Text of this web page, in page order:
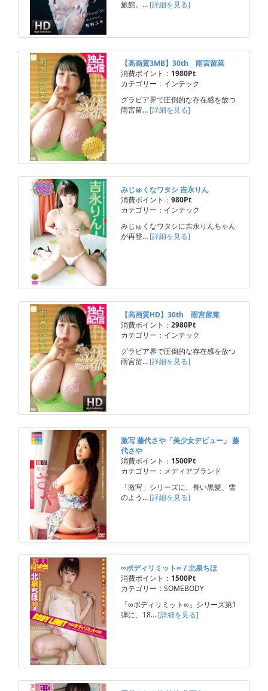
旅館。… [詳細を見る]
【高画質3MB】30th 雨宮留菜
消費ポイント： 1980Pt
カテゴリー：インテック
グラビア界で圧倒的な存在感を放つ
雨宮留… [詳細を見る]
みじゅくなワタシ 吉永りん
消費ポイント： 980Pt
カテゴリー：インテック
みじゅくなワタシに吉永りんちゃん
が再登… [詳細を見る]
【高画質HD】30th 雨宮留菜
消費ポイント： 2980Pt
カテゴリー：インテック
グラビア界で圧倒的な存在感を放つ
雨宮留… [詳細を見る]
激写 藤代さや「美少女デビュー」 藤
代さや
消費ポイント： 1500Pt
カテゴリー：メディアブランド
「激写」シリーズに、長い黒髪、雪
のよう… [詳細を見る]
∞ボディリミット∞ / 北泉ちほ
消費ポイント： 1500Pt
カテゴリー：SOMEBODY
「∞ボディリミット∞」シリーズ第1
弾に、18… [詳細を見る]